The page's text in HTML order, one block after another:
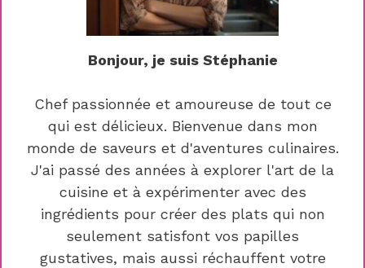
Bonjour, je suis Stéphanie
Chef passionnée et amoureuse de tout ce
qui est délicieux. Bienvenue dans mon
monde de saveurs et d'aventures culinaires.
J'ai passé des années à explorer l'art de la
cuisine et à expérimenter avec des
ingrédients pour créer des plats qui non
seulement satisfont vos papilles
gustatives, mais aussi réchauffent votre